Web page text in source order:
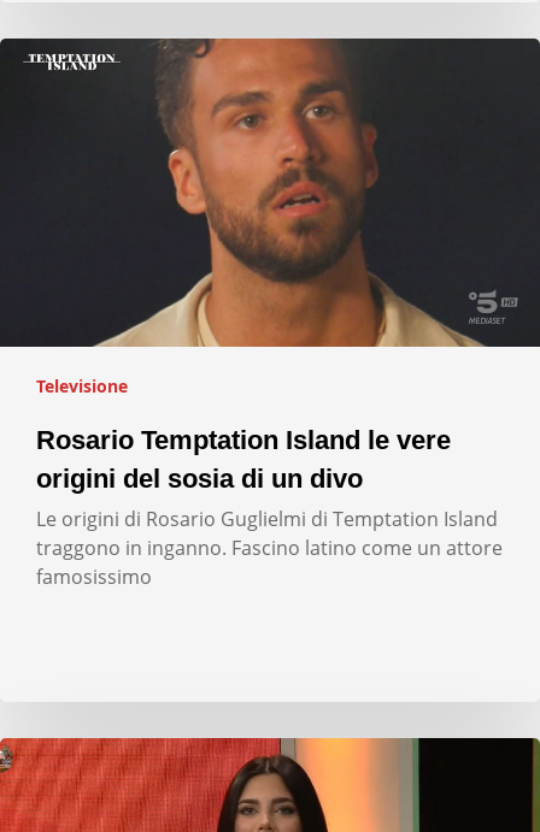
Televisione
Rosario Temptation Island le vere
origini del sosia di un divo
Le origini di Rosario Guglielmi di Temptation Island
traggono in inganno. Fascino latino come un attore
famosissimo